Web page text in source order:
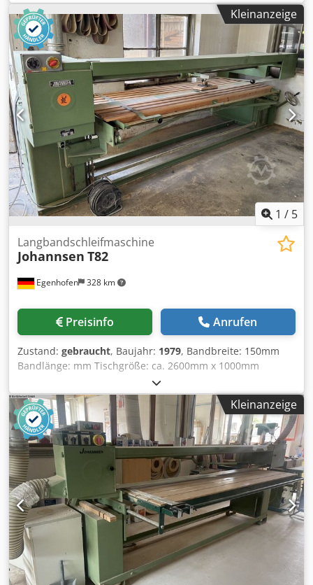
2,4 kW - Frequenz: 50 Hz - inkl. Schleifbänder: 120 er 12
Stück; 80 er 4 Stück; 150 er 10 Stück
Kleinanzeige
1 / 5
Egenhofen 328 km
Langbandschleifmaschine
Johannsen T82
Preisinfo Anrufen
Zustand: gebraucht, Baujahr: 1979, Bandbreite: 150mm
Bandlänge: mm Tischgröße: ca. 2600mm x 1000mm
Absauganschluss: Motorleistung: 3kW Maschinenlänge:
Maschinenbreite: Dcodpfowm Nrpsx Aglek Gewicht: 900kg
Kleinanzeige